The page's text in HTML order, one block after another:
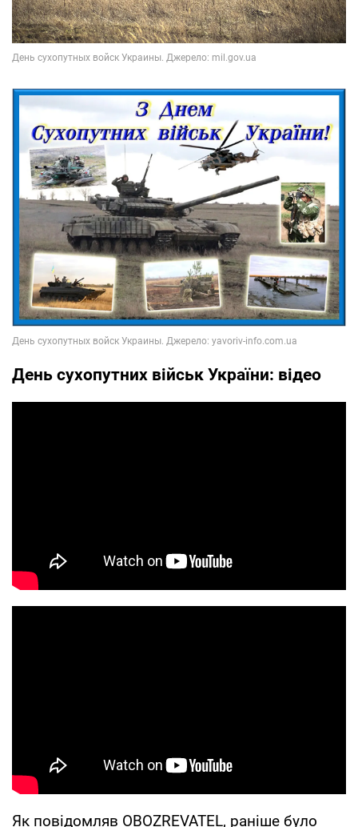
День сухопутних військ України: відео
Як повідомляв OBOZREVATEL, раніше було